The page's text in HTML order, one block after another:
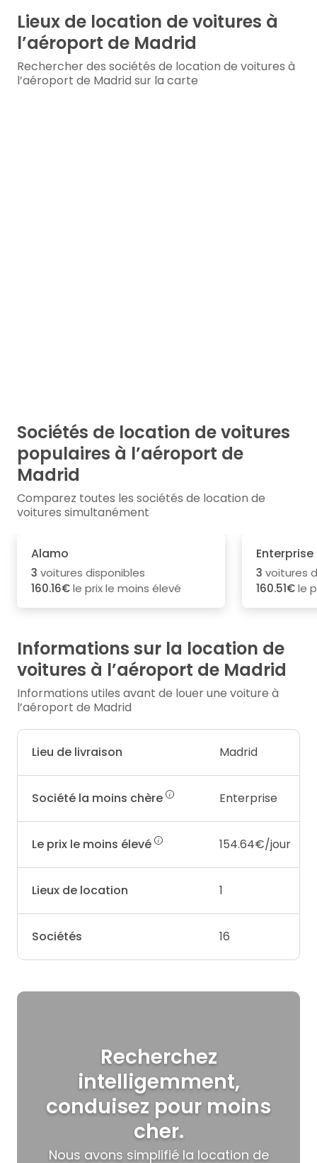
Lieux de location de voitures à
l’aéroport de Madrid
Rechercher des sociétés de location de voitures à
l’aéroport de Madrid sur la carte
Sociétés de location de voitures
populaires à l’aéroport de
Madrid
Comparez toutes les sociétés de location de
voitures simultanément
Alamo
3 voitures disponibles
160.16€le prix le moins élevé
Enterprise
3 voitures
160.51€le
Informations sur la location de
voitures à l’aéroport de Madrid
Informations utiles avant de louer une voiture à
l’aéroport de Madrid
Lieu de livraison Madrid
Société la moins chère Enterprise
Le prix le moins élevé 154.64€/jour
Lieux de location 1
Sociétés 16
Recherchez
intelligemment,
conduisez pour moins
cher.
Nous avons simplifié la location de